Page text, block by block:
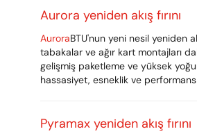
Aurora yeniden akış fırını
AuroraBTU'nun yeni nesil yeniden
tabakalar ve ağır kart montajları
gelişmiş paketleme ve yüksek
hassasiyet, esneklik ve performans
Pyramax yeniden akış fırını